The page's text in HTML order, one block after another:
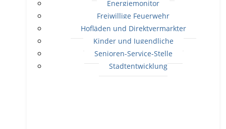
Energiemonitor
Freiwillige Feuerwehr
Hofläden und Direktvermarkter
Kinder und Jugendliche
Senioren-Service-Stelle
Stadtentwicklung